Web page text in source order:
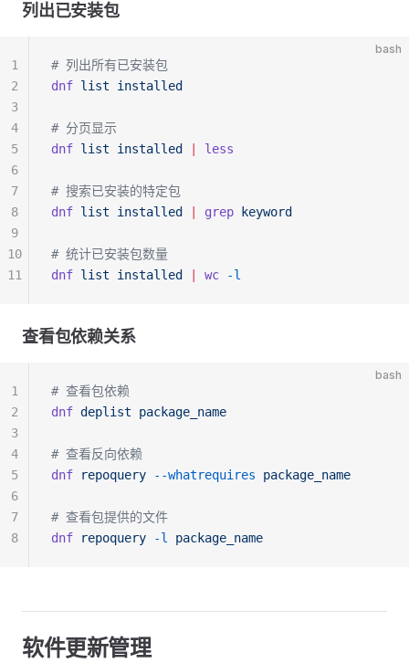
列出已安装包
bash
# 列出所有已安装包
dnf list installed
# 分页显示
dnf list installed less
# 搜索已安装的特定包
dnf list installed grep keyword
# 统计已安装包数量
dnf list installed wc -l
1
2
3
4
5
6
7
8
9
10
11
查看包依赖关系
bash
# 查看包依赖
dnf deplist package_name
# 查看反向依赖
dnf repoquery --whatrequires package_name
# 查看包提供的文件
dnf repoquery -l package_name
1
2
3
4
5
6
7
8
软件更新管理